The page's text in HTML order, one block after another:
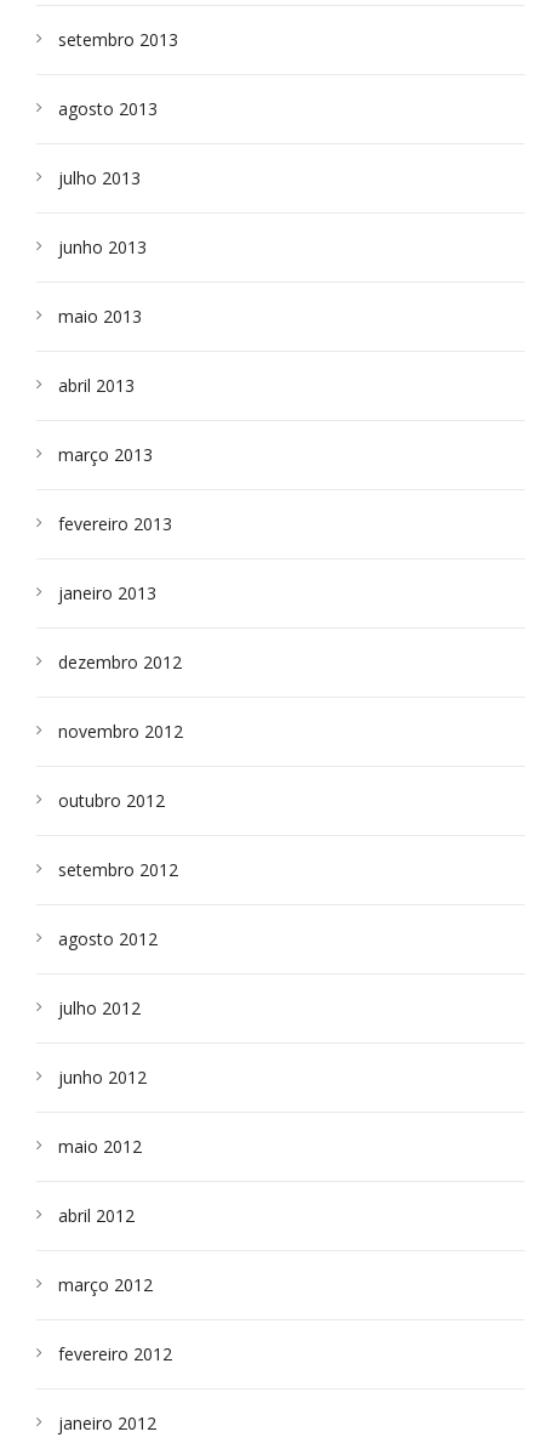
setembro 2013
agosto 2013
julho 2013
junho 2013
maio 2013
abril 2013
março 2013
fevereiro 2013
janeiro 2013
dezembro 2012
novembro 2012
outubro 2012
setembro 2012
agosto 2012
julho 2012
junho 2012
maio 2012
abril 2012
março 2012
fevereiro 2012
janeiro 2012